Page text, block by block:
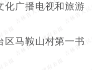
化广播电视和旅游
区马鞍山村第一书